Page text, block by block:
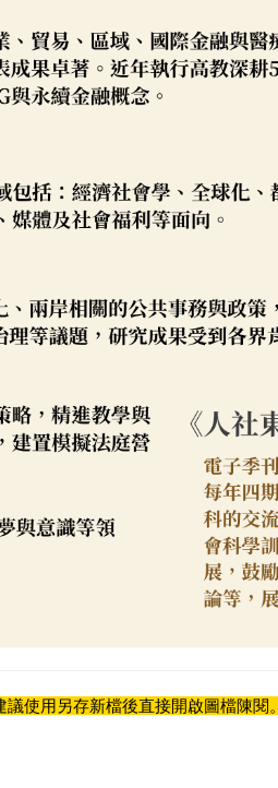
使用另存新檔後直接開啟圖檔陳閱。